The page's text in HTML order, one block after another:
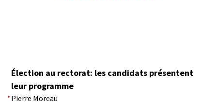
Élection au rectorat: les candidats présentent
leur programme
Pierre Moreau